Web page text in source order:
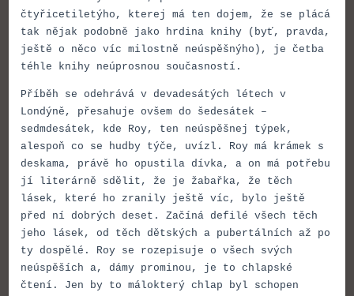
čtyřicetiletýho, kterej má ten dojem, že se plácá
tak nějak podobně jako hrdina knihy (byť, pravda,
ještě o něco víc milostně neúspěšnýho), je četba
téhle knihy neúprosnou současností.
Příběh se odehrává v devadesátých létech v
Londýně, přesahuje ovšem do šedesátek –
sedmdesátek, kde Roy, ten neúspěšnej týpek,
alespoň co se hudby týče, uvízl. Roy má krámek s
deskama, právě ho opustila dívka, a on má potřebu
jí literárně sdělit, že je žabařka, že těch
lásek, které ho zranily ještě víc, bylo ještě
před ní dobrých deset. Začíná defilé všech těch
jeho lásek, od těch dětských a pubertálních až po
ty dospělé. Roy se rozepisuje o všech svých
neúspěších a, dámy prominou, je to chlapské
čtení. Jen by to málokterý chlap byl schopen